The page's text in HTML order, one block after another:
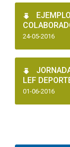
24-05-2016
LEF
01-06-2016